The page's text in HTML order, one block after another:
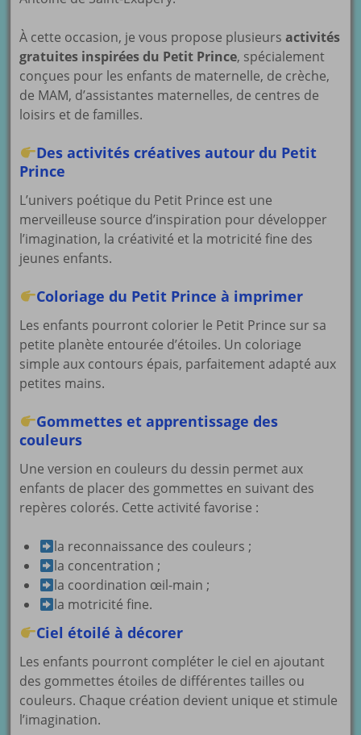
À cette occasion, je vous propose plusieursactivités
gratuites inspirées du Petit Prince, spécialement
conçues pour les enfants de maternelle, de crèche,
de MAM, d’assistantes maternelles, de centres de
loisirs et de familles.
Des activités créatives autour du Petit
Prince
L’univers poétique du Petit Prince est une
merveilleuse source d’inspiration pour développer
l’imagination, la créativité et la motricité fine des
jeunes enfants.
Coloriage du Petit Prince à imprimer
Les enfants pourront colorier le Petit Prince sur sa
petite planète entourée d’étoiles. Un coloriage
simple aux contours épais, parfaitement adapté aux
petites mains.
Gommettes et apprentissage des
couleurs
Une version en couleurs du dessin permet aux
enfants de placer des gommettes en suivant des
repères colorés. Cette activité favorise :
la reconnaissance des couleurs ;
la concentration ;
la coordination œil-main ;
la motricité fine.
Ciel étoilé à décorer
Les enfants pourront compléter le ciel en ajoutant
des gommettes étoiles de différentes tailles ou
couleurs. Chaque création devient unique et stimule
l’imagination.